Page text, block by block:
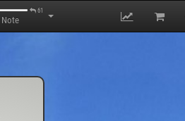
61
Note